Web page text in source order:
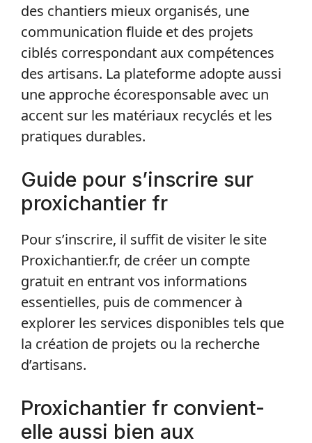
des chantiers mieux organisés, une
communication fluide et des projets
ciblés correspondant aux compétences
des artisans. La plateforme adopte aussi
une approche écoresponsable avec un
accent sur les matériaux recyclés et les
pratiques durables.
Guide pour s’inscrire sur
proxichantier fr
Pour s’inscrire, il suffit de visiter le site
Proxichantier.fr, de créer un compte
gratuit en entrant vos informations
essentielles, puis de commencer à
explorer les services disponibles tels que
la création de projets ou la recherche
d’artisans.
Proxichantier fr convient-
elle aussi bien aux